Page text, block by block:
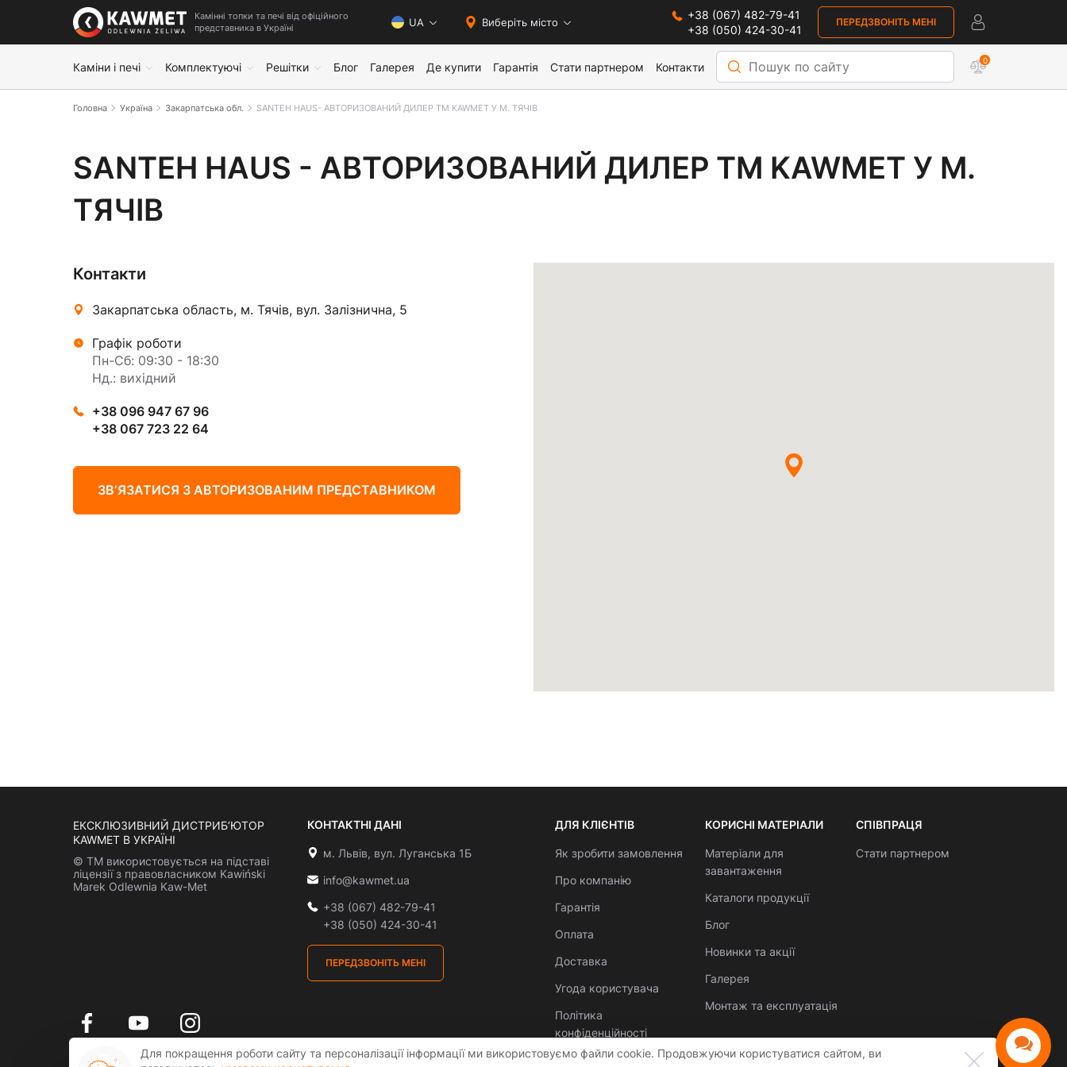
Камінні топки та печі від офіційного
представника в Україні
UA Виберіть місто
+38 (067) 482-79-41
+38 (050) 424-30-41
ПЕРЕДЗВОНІТЬ МЕНІ
Каміни і печі Комплектуючі Решітки Блог Галерея Де купити Гарантія Стати партнером Контакти 0
Головна Україна Закарпатська обл. SANTEH HAUS- АВТОРИЗОВАНИЙ ДИЛЕР ТМ KAWMET У М. ТЯЧІВ
SANTEH HAUS- АВТОРИЗОВАНИЙ ДИЛЕР ТМ KAWMET У М. ТЯЧІВ
SANTEH HAUS - АВТОРИЗОВАНИЙ ДИЛЕР ТМ KAWMET У М.
ТЯЧІВ
Контакти
Закарпатська область, м. Тячів, вул. Залізнична, 5
Графік роботи
Пн-Сб: 09:30 - 18:30
Нд.: вихідний
+38 096 947 67 96
+38 067 723 22 64
ЗВʼЯЗАТИСЯ З АВТОРИЗОВАНИМ ПРЕДСТАВНИКОМ
ЕКСКЛЮЗИВНИЙ ДИСТРИБ’ЮТОР
KAWMET В УКРАЇНІ
© ТМ використовується на підставі
ліцензії з правовласником Kawiński
Marek Odlewnia Kaw-Met
КОНТАКТНІ ДАНІ
м. Львів, вул. Луганська 1Б
info@kawmet.ua
+38 (067) 482-79-41
+38 (050) 424-30-41
ПЕРЕДЗВОНІТЬ МЕНІ
ДЛЯ КЛІЄНТІВ
Як зробити замовлення
Про компанію
Гарантія
Оплата
Доставка
Угода користувача
Політика
конфіденційності
КОРИСНІ МАТЕРІАЛИ
Матеріали для
завантаження
Каталоги продукції
Блог
Новинки та акції
Галерея
Монтаж та експлуатація
СПІВПРАЦЯ
Стати партнером
Для покращення роботи сайту та персоналізації інформації ми використовуємо файли cookie. Продовжуючи користуватися сайтом, ви